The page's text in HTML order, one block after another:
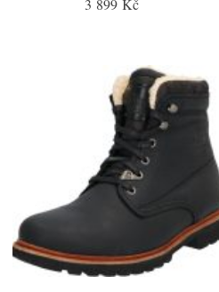
3 899 Kč